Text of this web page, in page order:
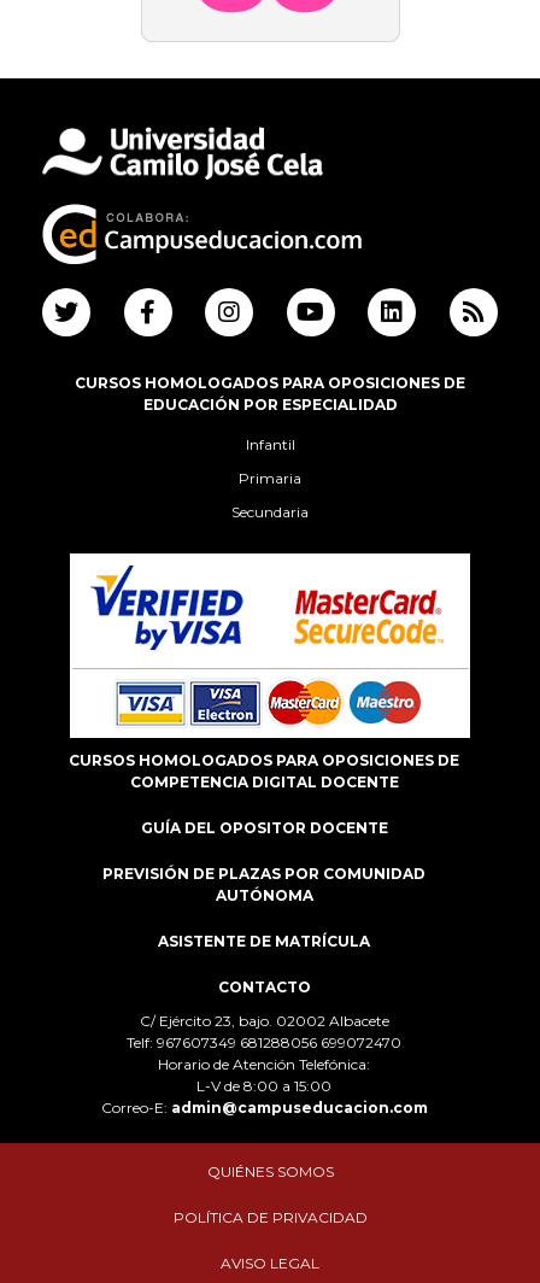
CURSOS HOMOLOGADOS PARA OPOSICIONES DE
EDUCACIÓN POR ESPECIALIDAD
Infantil
Primaria
Secundaria
CURSOS HOMOLOGADOS PARA OPOSICIONES DE
COMPETENCIA DIGITAL DOCENTE
GUÍA DEL OPOSITOR DOCENTE
PREVISIÓN DE PLAZAS POR COMUNIDAD
AUTÓNOMA
ASISTENTE DE MATRÍCULA
CONTACTO
C/ Ejército 23, bajo. 02002 Albacete
Telf: 967607349 681288056 699072470
Horario de Atención Telefónica:
L-V de 8:00 a 15:00
Correo-E: admin@campuseducacion.com
QUIÉNES SOMOS
POLÍTICA DE PRIVACIDAD
AVISO LEGAL